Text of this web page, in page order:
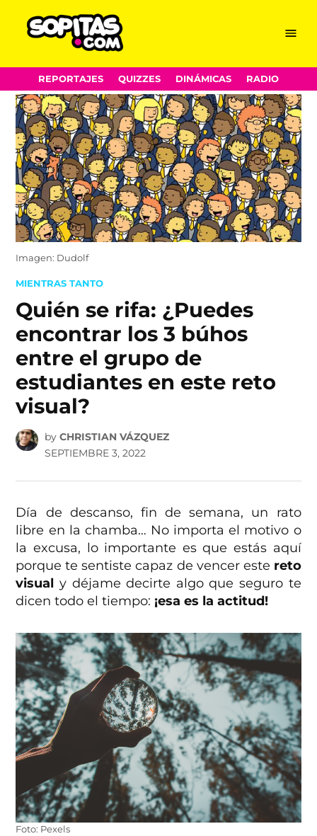
Skip
to
content
Menu
REPORTAJES QUIZZES DINÁMICAS RADIO
Imagen: Dudolf
POSTED
MIENTRAS TANTO
Quién se rifa: ¿Puedes
encontrar los 3 búhos
entre el grupo de
estudiantes en este reto
visual?
by CHRISTIAN VÁZQUEZ
SEPTIEMBRE 3, 2022
Día de descanso, fin de semana, un rato
libre en la chamba… No importa el motivo o
la excusa, lo importante es que estás aquí
porque te sentiste capaz de vencer este reto
visualy déjame decirte algo que seguro te
dicen todo el tiempo: ¡esa es la actitud!
Foto: Pexels